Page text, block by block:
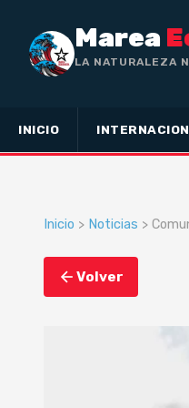
Marea
LA NATURALEZA
INICIO
Inicio > Noticias >
Volver